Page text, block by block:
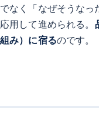
でなく「なぜそうなっ
応用して進められる。
組み）に宿るのです。